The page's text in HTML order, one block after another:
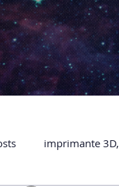
imprimante 3D,